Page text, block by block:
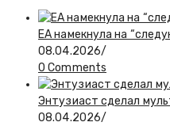
EA намекнула на
08.04.2026/
0 Comments
Энтузиаст сделал
08.04.2026/